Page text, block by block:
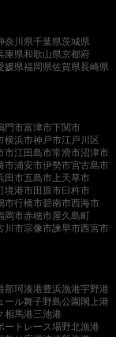
奈川県千葉県茨城県
庫県和歌山県京都府
媛県福岡県佐賀県長崎県
門市富津市下関市
横浜市神戸市江戸川区
市江田島市常滑市沼津市
市浦安市伊勢市宮古島市
田市五島市 上天草市
境港市田原市臼杵市
市行橋市碧南市西海市
岡市赤穂市屋久島町
川市宗像市諫早市西宮市
那珂湊港豊浜漁港宇野港
ール舞子野島公園閖上港
相馬港三池港
ートレース場野北漁港